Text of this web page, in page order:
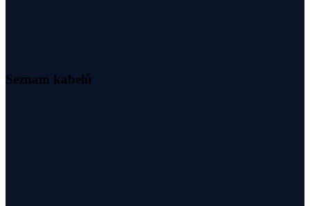
Seznam kabelů